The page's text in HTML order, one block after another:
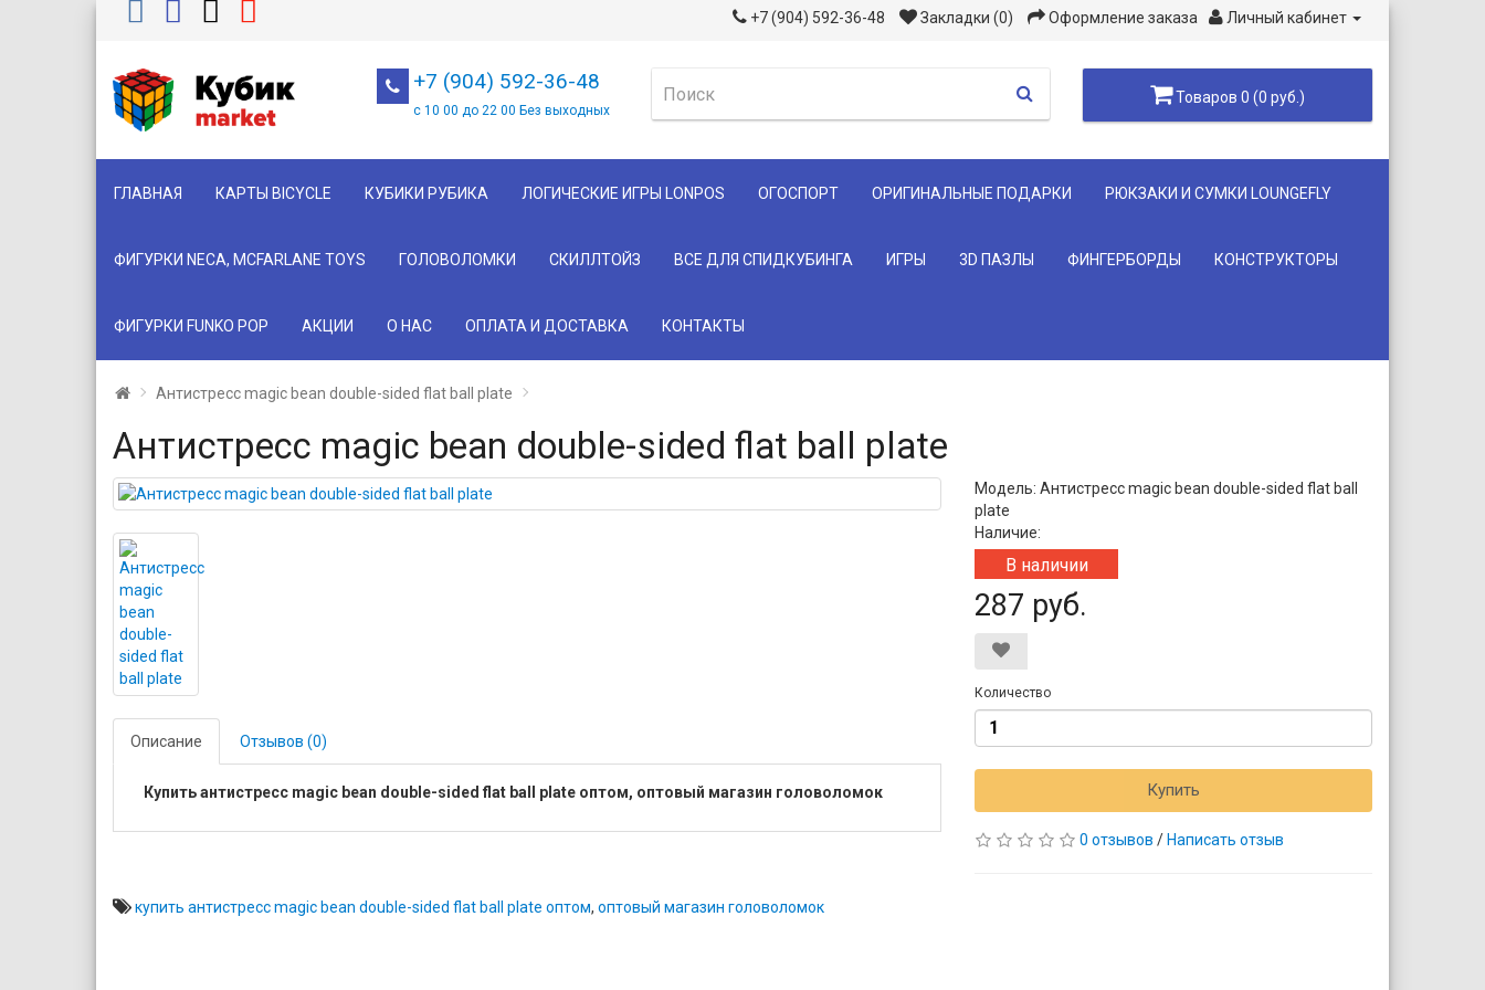
+7 (904) 592-36-48 Закладки (0) Оформление заказа Личный кабинет
+7 (904) 592-36-48
с 10 00 до 22 00 Без выходных
Товаров 0 (0 руб.)
ГЛАВНАЯ КАРТЫ BICYCLE КУБИКИ РУБИКА ЛОГИЧЕСКИЕ ИГРЫ LONPOS ОГОСПОРТ ОРИГИНАЛЬНЫЕ ПОДАРКИ РЮКЗАКИ И СУМКИ LOUNGEFLY
ФИГУРКИ NECA, MCFARLANE TOYS ГОЛОВОЛОМКИ СКИЛЛТОЙЗ ВСЕ ДЛЯ СПИДКУБИНГА ИГРЫ 3D ПАЗЛЫ ФИНГЕРБОРДЫ КОНСТРУКТОРЫ
ФИГУРКИ FUNKO POP АКЦИИ О НАС ОПЛАТА И ДОСТАВКА КОНТАКТЫ
Антистресс magic bean double-sided flat ball plate
Антистресс magic bean double-sided flat ball plate
Описание Отзывов (0)
Купить антистресс magic bean double-sided flat ball plate оптом, оптовый магазин головоломок
Модель: Антистресс magic bean double-sided flat ball
plate
Наличие:
В наличии
287 руб.
Количество
Купить
0 отзывов / Написать отзыв
купить антистресс magic bean double-sided flat ball plate оптом, оптовый магазин головоломок